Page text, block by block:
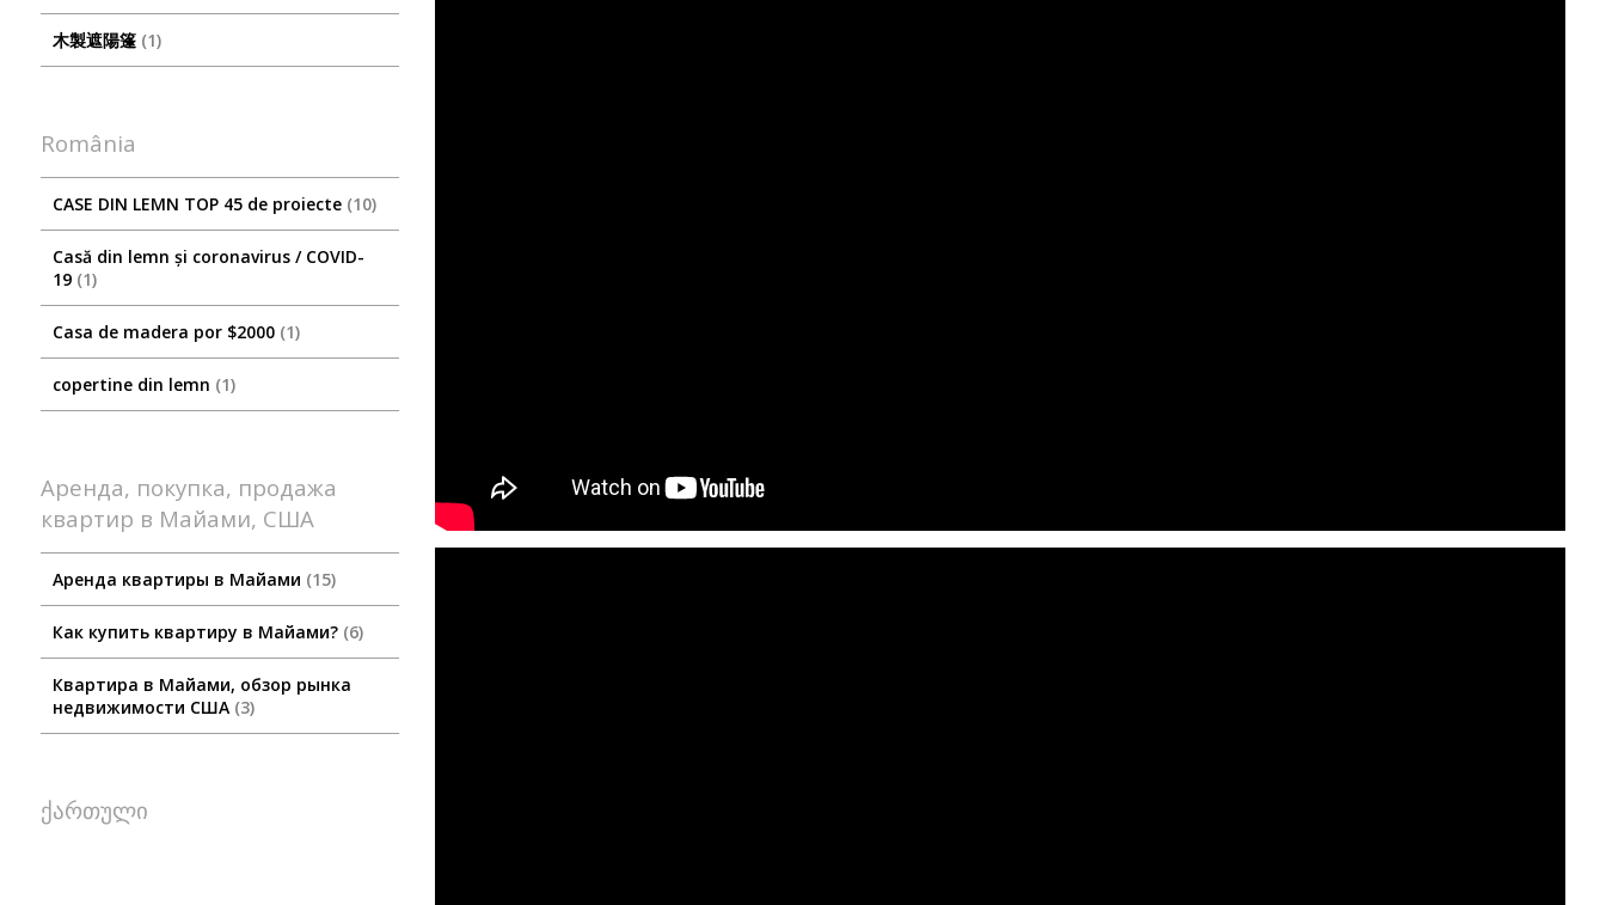
木製遮陽篷 1
România
CASE DIN LEMN TOP 45 de proiecte 10
Casă din lemn și coronavirus / COVID-
19 1
Casa de madera por $2000 1
copertine din lemn 1
Аренда, покупка, продажа
квартир в Майами, США
Аренда квартиры в Майами 15
Как купить квартиру в Майами? 6
Квартира в Майами, обзор рынка
недвижимости США 3
ქართული